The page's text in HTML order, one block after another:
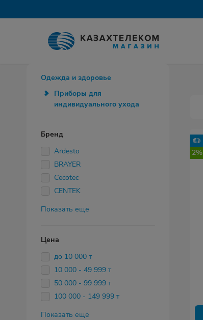
Одежда и здоровье
Приборы для
индивидуального ухода
Бренд
Ardesto
BRAYER
Cecotec
CENTEK
Показать еще
Цена
до 10 000 т
10 000 - 49 999 т
50 000 - 99 999 т
100 000 - 149 999 т
Показать еще
2%